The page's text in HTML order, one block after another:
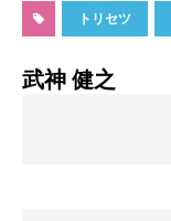
トリセツ
武神 健之